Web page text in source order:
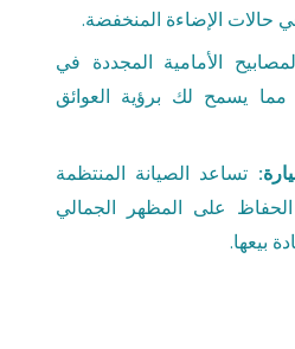
حالات الإضاءة المنخفضة.
الأمامية المجددة في
يسمح لك برؤية العوائق
تساعد الصيانة المنتظمة
الحفاظ على المظهر الجمالي
بيعها.